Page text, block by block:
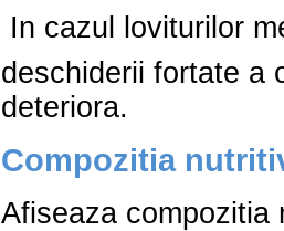
 In cazul loviturilor
deschiderii fortate a
deteriora.
Compozitia
Afiseaza compozitia